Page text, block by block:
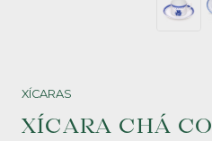
XÍCARAS
XÍCARA CHÁ